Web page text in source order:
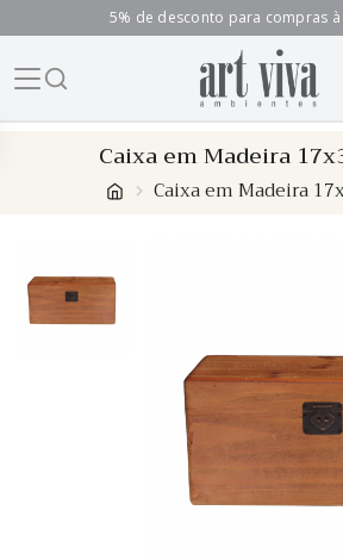
5% de desconto para compras
Caixa em Madeira
Caixa em Madeira